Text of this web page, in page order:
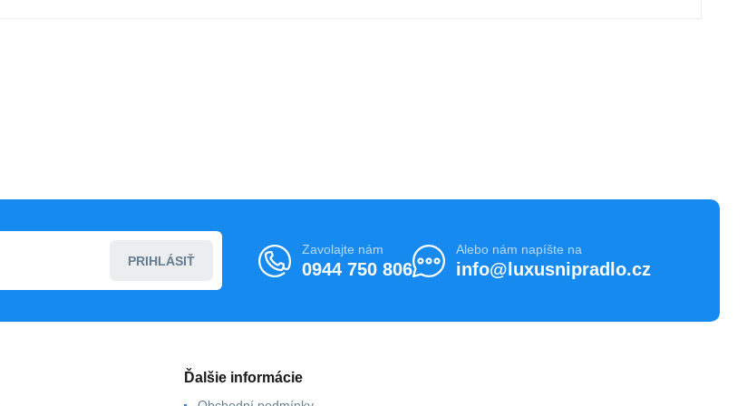
PRIHLÁSIŤ
Zavolajte nám
0944 750 806
Alebo nám napíšte na
info@luxusnipradlo.cz
Ďalšie informácie